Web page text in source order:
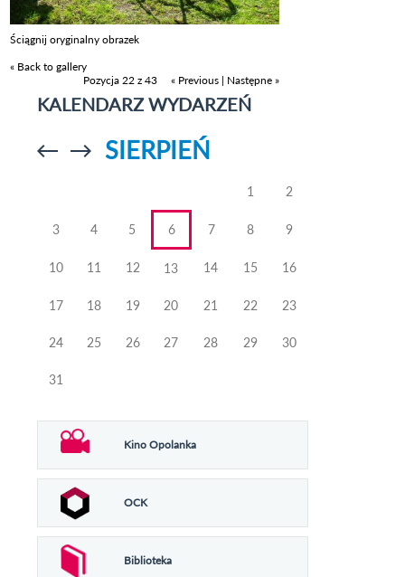
Ściągnij oryginalny obrazek
« Back to gallery
Pozycja 22 z 43
« Previous | Następne »
KALENDARZ WYDARZEŃ
Przejdź doPrzejdź do
SIERPIEŃ
1 2
3 4 5 6 7 8 9
10 11 12 13 14 15 16
17 18 19 20 21 22 23
24 25 26 27 28 29 30
31
Kino Opolanka
OCK
Biblioteka